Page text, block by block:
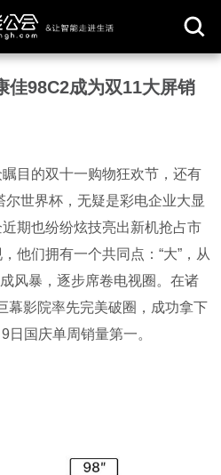
佳98C2成为双11大屏销
目的双十一购物狂欢节，还有
世界杯，无疑是彩电企业大显
期也纷纷炫技亮出新机抢占市
他们拥有一个共同点：“大”，从
风暴，逐步席卷电视圈。在诸
幕影院率先完美破圈，成功拿下
日国庆单周销量第一。